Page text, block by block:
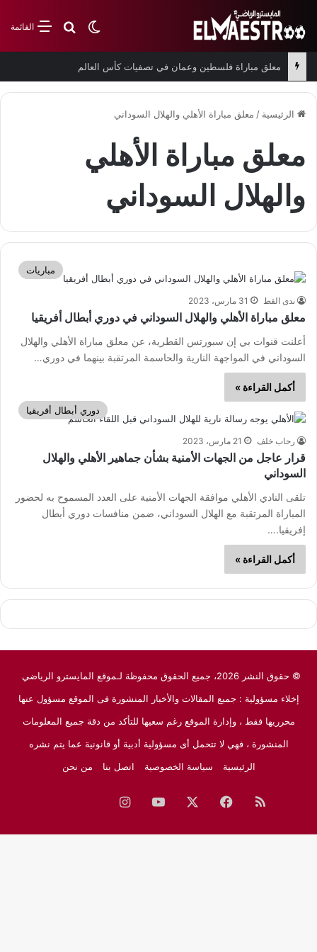
القائمةبحث عن
الوضع المظلم
معلق مباراة فلسطين وعمان في تصفيات كأس العالم
الرئيسية / معلق مباراة الأهلي والهلال السوداني
معلق مباراة الأهلي
والهلال السوداني
مباريات
ندى القط 31 مارس، 2023
معلق مباراة الأهلي والهلال السوداني في دوري أبطال أفريقيا
أعلنت قنوات بي إن سبورتس القطرية، عن معلق مباراة الأهلي والهلال
السوداني في المواجهة النارية والحاسمة المرتقبة بينهما في دوري…
أكمل القراءة »
دوري أبطال أفريقيا
رحاب خلف 21 مارس، 2023
قرار عاجل من الجهات الأمنية بشأن جماهير الأهلي والهلال
السوداني
تلقى النادي الأهلي موافقة الجهات الأمنية على العدد المسموح به لحضور
المباراة المرتقبة مع الهلال السوداني، ضمن منافسات دوري أبطال
إفريقيا.…
أكمل القراءة »
© حقوق النشر 2026، جميع الحقوق محفوظة لـموقع المايسترو الرياضي
إخلاء مسؤولية : جميع المقالات والأخبار المنشورة فى الموقع مسؤول عنها
محرريها فقط ، وإدارة الموقع رغم سعيها للتأكد من دقة جميع المعلومات
المنشورة ، فهي لا تتحمل أى مسؤولية أدبية أو قانونية عما يتم نشره
الرئيسية
سياسة الخصوصية اتصل بنا من نحن
ملخص
الموقع
فيسبوك ‫YouTubeانستقرام
نيوز